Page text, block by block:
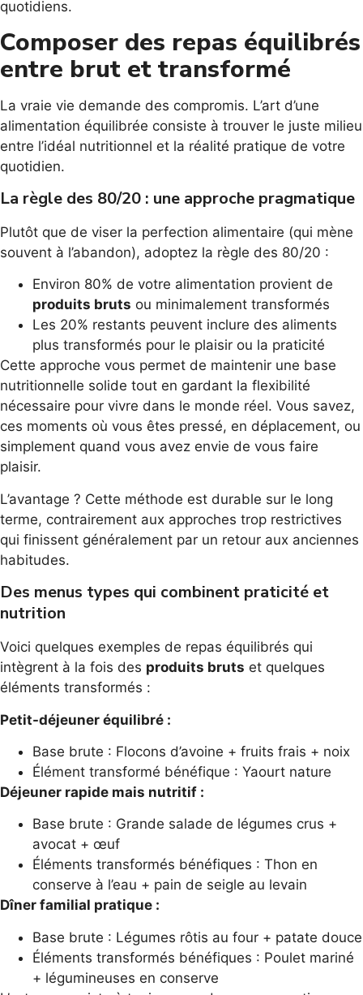
quotidiens.
Composer des repas équilibrés
entre brut et transformé
La vraie vie demande des compromis. L’art d’une
alimentation équilibrée consiste à trouver le juste milieu
entre l’idéal nutritionnel et la réalité pratique de votre
quotidien.
La règle des 80/20 : une approche pragmatique
Plutôt que de viser la perfection alimentaire (qui mène
souvent à l’abandon), adoptez la règle des 80/20 :
Environ 80% de votre alimentation provient de
produits bruts ou minimalement transformés
Les 20% restants peuvent inclure des aliments
plus transformés pour le plaisir ou la praticité
Cette approche vous permet de maintenir une base
nutritionnelle solide tout en gardant la flexibilité
nécessaire pour vivre dans le monde réel. Vous savez,
ces moments où vous êtes pressé, en déplacement, ou
simplement quand vous avez envie de vous faire
plaisir.
L’avantage ? Cette méthode est durable sur le long
terme, contrairement aux approches trop restrictives
qui finissent généralement par un retour aux anciennes
habitudes.
Des menus types qui combinent praticité et
nutrition
Voici quelques exemples de repas équilibrés qui
intègrent à la fois des produits bruts et quelques
éléments transformés :
Petit-déjeuner équilibré :
Base brute : Flocons d’avoine + fruits frais + noix
Élément transformé bénéfique : Yaourt nature
Déjeuner rapide mais nutritif :
Base brute : Grande salade de légumes crus +
avocat + œuf
Éléments transformés bénéfiques : Thon en
conserve à l’eau + pain de seigle au levain
Dîner familial pratique :
Base brute : Légumes rôtis au four + patate douce
Éléments transformés bénéfiques : Poulet mariné
+ légumineuses en conserve